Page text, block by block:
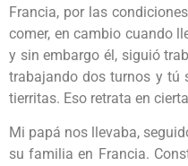
Francia, por las
comer, en cambio cuando
y sin embargo él, siguió
trabajando dos turnos y tú
tierritas. Eso retrata en
Mi papá nos llevaba,
su familia en Francia.